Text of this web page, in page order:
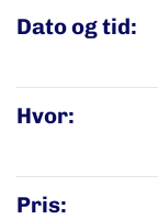
Dato og tid:
Hvor:
Pris: